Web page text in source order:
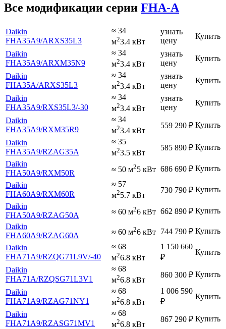
Все модификации серии FHA-A
Daikin
FHA35A9/ARXS35L3
≈ 34
м23.4 кВт
узнать
цену
Купить
Daikin
FHA35A9/ARXM35N9
≈ 34
м23.4 кВт
узнать
цену
Купить
Daikin
FHA35A/ARXS35L3
≈ 34
м23.4 кВт
узнать
цену
Купить
Daikin
FHA35A9/RXS35L3/-30
≈ 34
м23.4 кВт
узнать
цену
Купить
Daikin
FHA35A9/RXM35R9
≈ 34
м23.4 кВт
559 290 ₽ Купить
Daikin
FHA35A9/RZAG35A
≈ 35
м23.5 кВт
585 890 ₽ Купить
Daikin
FHA50A9/RXM50R ≈ 50 м25 кВт 686 690 ₽ Купить
Daikin
FHA60A9/RXM60R
≈ 57
м25.7 кВт
730 790 ₽ Купить
Daikin
FHA50A9/RZAG50A ≈ 60 м26 кВт 662 890 ₽ Купить
Daikin
FHA60A9/RZAG60A ≈ 60 м26 кВт 744 790 ₽ Купить
Daikin
FHA71A9/RZQG71L9V/-40
≈ 68
м26.8 кВт
1 150 660
₽
Купить
Daikin
FHA71A/RZQSG71L3V1
≈ 68
м26.8 кВт
860 300 ₽ Купить
Daikin
FHA71A9/RZAG71NY1
≈ 68
м26.8 кВт
1 006 590
₽
Купить
Daikin
FHA71A9/RZASG71MV1
≈ 68
м26.8 кВт
867 290 ₽ Купить